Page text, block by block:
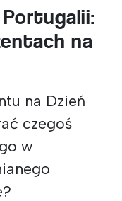
na
na Dzień
czegoś
w